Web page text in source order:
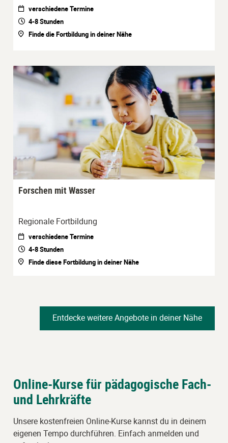
verschiedene Termine
4-8 Stunden
Finde die Fortbildung in deiner Nähe
Forschen mit Wasser
Regionale Fortbildung
verschiedene Termine
4-8 Stunden
Finde diese Fortbildung in deiner Nähe
Entdecke weitere Angebote in deiner Nähe
Online-Kurse für pädagogische Fach-
und Lehrkräfte
Unsere kostenfreien Online-Kurse kannst du in deinem
eigenen Tempo durchführen. Einfach anmelden und